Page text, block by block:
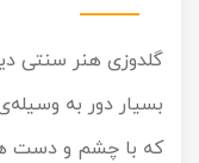
گلدوزی هنر سنتی
بسیار دور به
که با چشم و دست